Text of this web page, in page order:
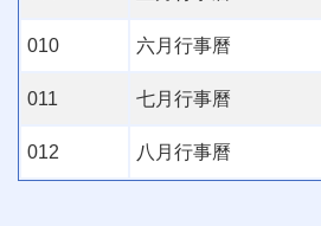
010 六月行事曆
011 七月行事曆
012 八月行事曆